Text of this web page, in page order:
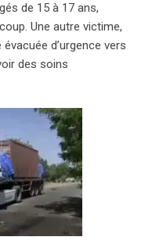
de 15 à 17 ans,
Une autre victime,
d’urgence vers
des soins